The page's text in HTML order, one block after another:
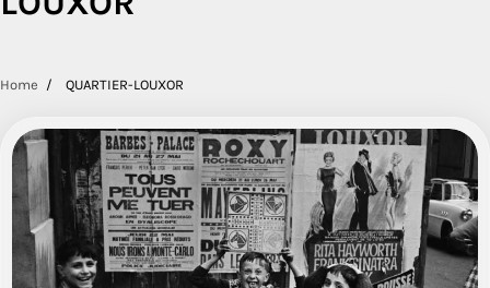
Home QUARTIER-LOUXOR